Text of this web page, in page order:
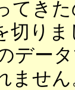
てき
切りま
デー
ませ